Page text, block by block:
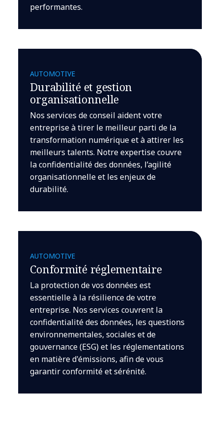
performantes.
AUTOMOTIVE
Durabilité et gestion
organisationnelle
Nos services de conseil aident votre
entreprise à tirer le meilleur parti de la
transformation numérique et à attirer les
meilleurs talents. Notre expertise couvre
la confidentialité des données, l’agilité
organisationnelle et les enjeux de
durabilité.
AUTOMOTIVE
Conformité réglementaire
La protection de vos données est
essentielle à la résilience de votre
entreprise. Nos services couvrent la
confidentialité des données, les questions
environnementales, sociales et de
gouvernance (ESG) et les réglementations
en matière d'émissions, afin de vous
garantir conformité et sérénité.